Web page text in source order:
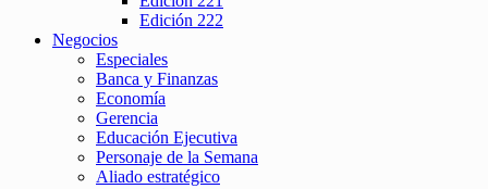
Edición 222
Negocios
Especiales
Banca y Finanzas
Economía
Gerencia
Educación Ejecutiva
Personaje de la Semana
Aliado estratégico